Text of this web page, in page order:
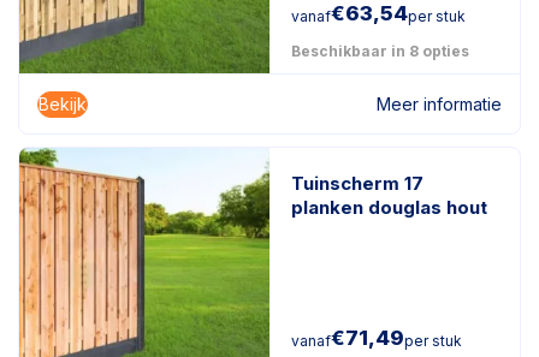
vanaf€63,54per stuk
Beschikbaar in 8 opties
Bekijk Meer informatie
Tuinscherm 17
planken douglas hout
vanaf€71,49per stuk